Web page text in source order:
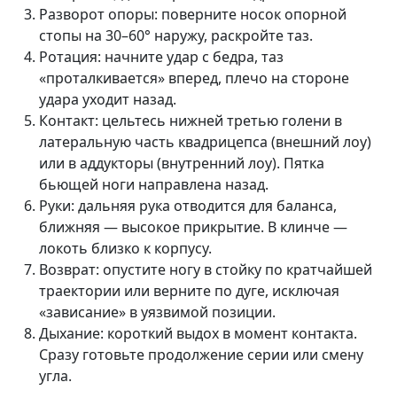
Разворот опоры: поверните носок опорной
стопы на 30–60° наружу, раскройте таз.
Ротация: начните удар с бедра, таз
«проталкивается» вперед, плечо на стороне
удара уходит назад.
Контакт: цельтесь нижней третью голени в
латеральную часть квадрицепса (внешний лоу)
или в аддукторы (внутренний лоу). Пятка
бьющей ноги направлена назад.
Руки: дальняя рука отводится для баланса,
ближняя — высокое прикрытие. В клинче —
локоть близко к корпусу.
Возврат: опустите ногу в стойку по кратчайшей
траектории или верните по дуге, исключая
«зависание» в уязвимой позиции.
Дыхание: короткий выдох в момент контакта.
Сразу готовьте продолжение серии или смену
угла.